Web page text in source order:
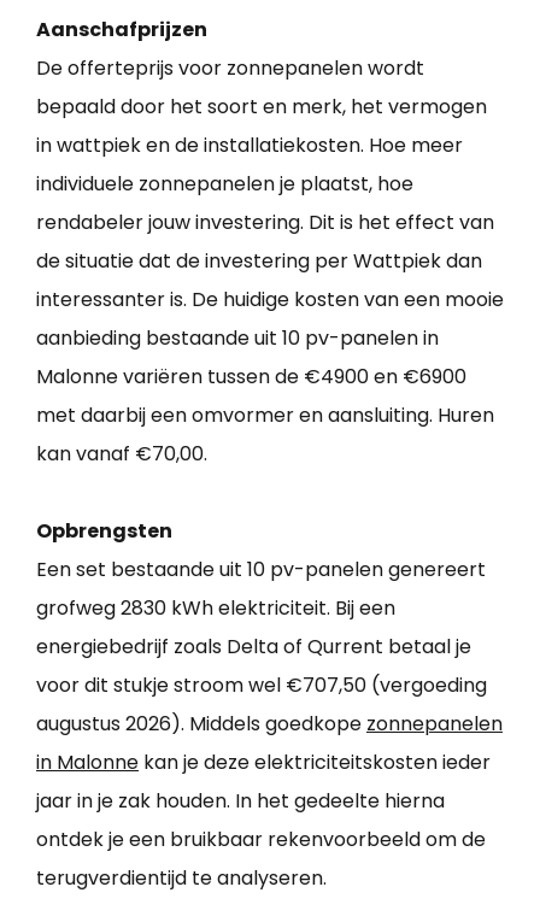
Aanschafprijzen
De offerteprijs voor zonnepanelen wordt
bepaald door het soort en merk, het vermogen
in wattpiek en de installatiekosten. Hoe meer
individuele zonnepanelen je plaatst, hoe
rendabeler jouw investering. Dit is het effect van
de situatie dat de investering per Wattpiek dan
interessanter is. De huidige kosten van een mooie
aanbieding bestaande uit 10 pv-panelen in
Malonne variëren tussen de €4900 en €6900
met daarbij een omvormer en aansluiting. Huren
kan vanaf €70,00.
Opbrengsten
Een set bestaande uit 10 pv-panelen genereert
grofweg 2830 kWh elektriciteit. Bij een
energiebedrijf zoals Delta of Qurrent betaal je
voor dit stukje stroom wel €707,50 (vergoeding
augustus 2026). Middels goedkope zonnepanelen
in Malonne kan je deze elektriciteitskosten ieder
jaar in je zak houden. In het gedeelte hierna
ontdek je een bruikbaar rekenvoorbeeld om de
terugverdientijd te analyseren.